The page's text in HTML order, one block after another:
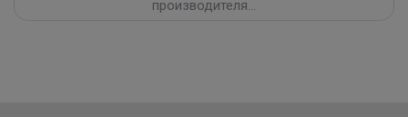
производителя…